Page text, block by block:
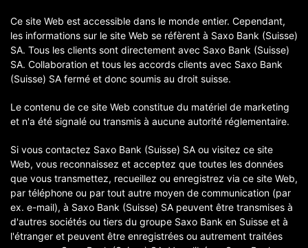
Ce site Web est accessible dans le monde entier. Cependant,
les informations sur le site Web se réfèrent à Saxo Bank (Suisse)
SA. Tous les clients sont directement avec Saxo Bank (Suisse)
SA. Collaboration et tous les accords clients avec Saxo Bank
(Suisse) SA fermé et donc soumis au droit suisse.
Le contenu de ce site Web constitue du matériel de marketing
et n'a été signalé ou transmis à aucune autorité réglementaire.
Si vous contactez Saxo Bank (Suisse) SA ou visitez ce site
Web, vous reconnaissez et acceptez que toutes les données
que vous transmettez, recueillez ou enregistrez via ce site Web,
par téléphone ou par tout autre moyen de communication (par
ex. e-mail), à Saxo Bank (Suisse) SA peuvent être transmises à
d'autres sociétés ou tiers du groupe Saxo Bank en Suisse et à
l'étranger et peuvent être enregistrées ou autrement traitées